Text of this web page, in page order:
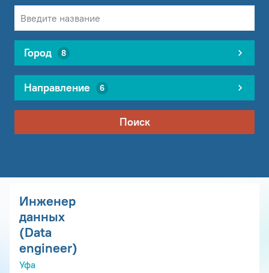
Город 8
Направление 6
Поиск
Инженер
данных
(Data
engineer)
Уфа